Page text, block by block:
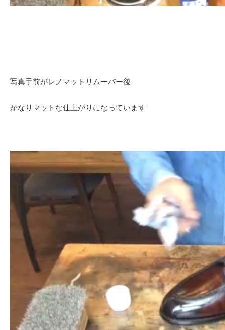
写真手前がレノマットリムーバー後
かなりマットな仕上がりになっています